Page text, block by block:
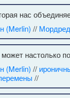
нас
(Merlin) // Мордред
настолько
(Merlin) //
//